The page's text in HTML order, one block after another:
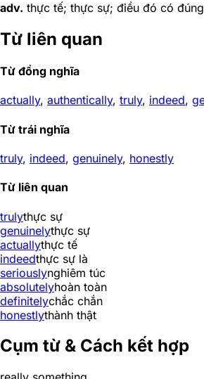
adv. thực tế; thực sự; điều đó có
Từ liên quan
Từ đồng nghĩa
actually, authentically, truly, indeed,
Từ trái nghĩa
truly, indeed, genuinely, honestly
Từ liên quan
trulythực sự
genuinelythực sự
actuallythực tế
indeedthực sự là
seriouslynghiêm túc
absolutelyhoàn toàn
definitelychắc chắn
honestlythành thật
Cụm từ & Cách kết hợp